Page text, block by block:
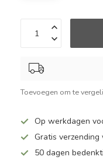
Toevoegen om te
Op werkdagen
Gratis verzending
50 dagen